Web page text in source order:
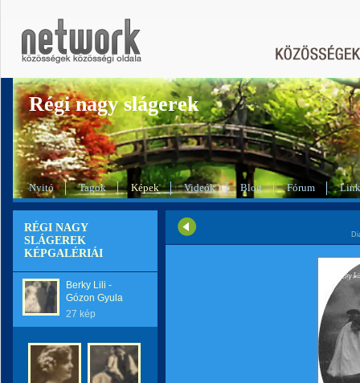
Régi nagy slágerek
Nyitó Tagok Képek Videók Blog Fórum
RÉGI NAGY
SLÁGEREK
KÉPGALÉRIÁI
Berky Lili -
Gózon Gyula
27 kép